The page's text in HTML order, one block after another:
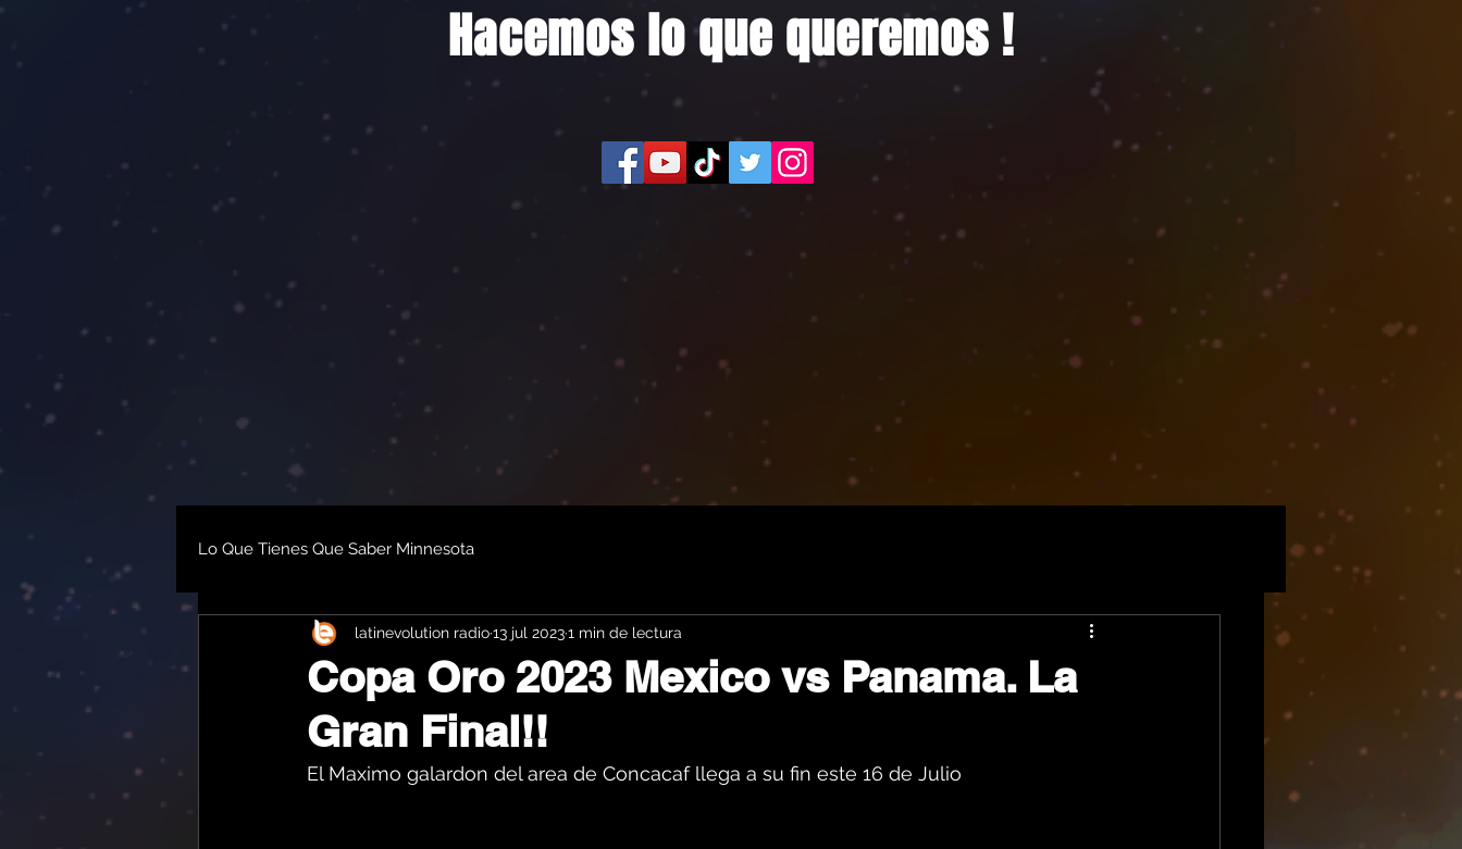
Hacemos lo que queremos !
Lo Que Tienes Que Saber Minnesota
Copa Oro 2023 Mexico vs Panama. La
Gran Final!!
latinevolution radio13 jul 20231 min de lectura
El Maximo galardon del area de Concacaf llega a su fin este 16 de Julio